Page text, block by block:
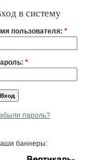
в систему
пользователя: *
*
пароль?
баннеры: